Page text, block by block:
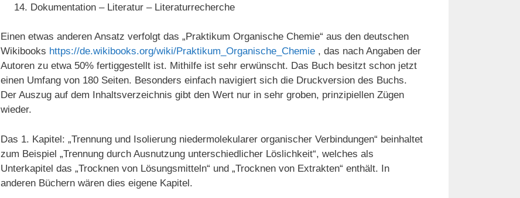
Dokumentation – Literatur – Literaturrecherche
Einen etwas anderen Ansatz verfolgt das „Praktikum Organische Chemie“ aus den deutschen
Wikibooks https://de.wikibooks.org/wiki/Praktikum_Organische_Chemie , das nach Angaben der
Autoren zu etwa 50% fertiggestellt ist. Mithilfe ist sehr erwünscht. Das Buch besitzt schon jetzt
einen Umfang von 180 Seiten. Besonders einfach navigiert sich die Druckversion des Buchs.
Der Auszug auf dem Inhaltsverzeichnis gibt den Wert nur in sehr groben, prinzipiellen Zügen
wieder.
Das 1. Kapitel: „Trennung und Isolierung niedermolekularer organischer Verbindungen“ beinhaltet
zum Beispiel „Trennung durch Ausnutzung unterschiedlicher Löslichkeit“, welches als
Unterkapitel das „Trocknen von Lösungsmitteln“ und „Trocknen von Extrakten“ enthält. In
anderen Büchern wären dies eigene Kapitel.